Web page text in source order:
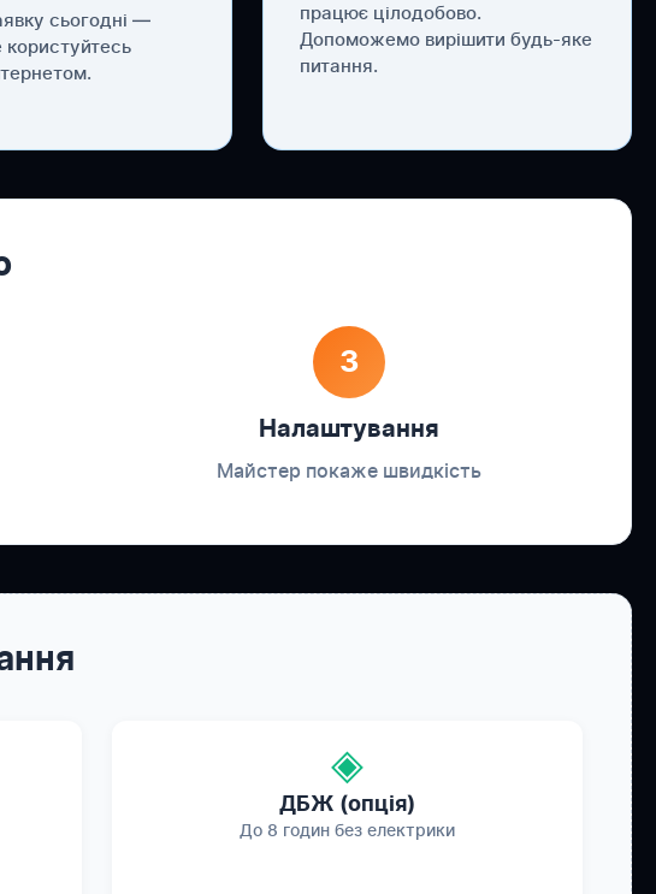
сьогодні —
працює цілодобово.
Допоможемо вирішити будь-яке
питання.
3
Налаштування
Майстер покаже швидкість
◈
ДБЖ (опція)
До 8 годин без електрики